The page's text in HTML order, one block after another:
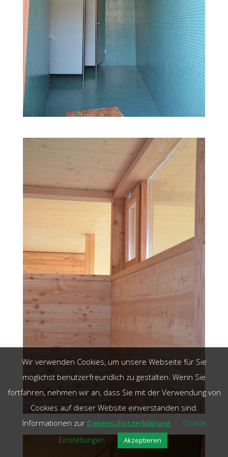
Wir verwenden Cookies, um unsere Webseite für Sie
möglichst benutzerfreundlich zu gestalten. Wenn Sie
fortfahren, nehmen wir an, dass Sie mit der Verwendung von
Cookies auf dieser Website einverstanden sind.
Informationen zur Datenschutzerklärung
Cookie
Einstellungen
Akzeptieren